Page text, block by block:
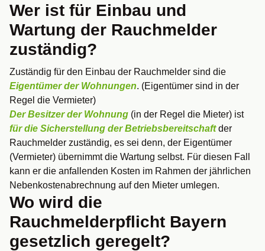
Wer ist für Einbau und
Wartung der Rauchmelder
zuständig?
Zuständig für den Einbau der Rauchmelder sind die
Eigentümer der Wohnungen. (Eigentümer sind in der
Regel die Vermieter)
Der Besitzer der Wohnung (in der Regel die Mieter) ist
für die Sicherstellung der Betriebsbereitschaftder
Rauchmelder zuständig, es sei denn, der Eigentümer
(Vermieter) übernimmt die Wartung selbst. Für diesen Fall
kann er die anfallenden Kosten im Rahmen der jährlichen
Nebenkostenabrechnung auf den Mieter umlegen.
Wo wird die
Rauchmelderpflicht Bayern
gesetzlich geregelt?